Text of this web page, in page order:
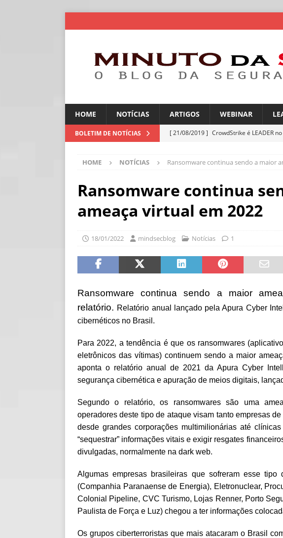
HOME NOTÍCIAS ARTIGOS WEBINAR
BOLETIM DE NOTÍCIAS [ 21/08/2019 ] CrowdStrike é LEADER
[ 06/08/2026 ] América Latina é a
NOTÍCIAS
NOTÍCIAS
[ 06/08/2026 ]
[ 06/08/2026 ]
Sem guardrails, a
HOME NOTÍCIAS Ransomware continua sendo a maior
Ransomware continua
ameaça virtual em 2022
18/01/2022 mindsecblog Notícias 1
Ransomware continua sendo a maior
relatório. Relatório anual lançado pela Apura Cyber
cibernéticos no Brasil.
Para 2022, a tendência é que os ransomwares
eletrônicos das vítimas) continuem sendo a maior
aponta o relatório anual de 2021 da Apura Cyber
segurança cibernética e apuração de meios digitais,
Segundo o relatório, os ransomwares são uma
operadores deste tipo de ataque visam tanto empresas
desde grandes corporações multimilionárias até
“sequestrar” informações vitais e exigir resgates
divulgadas, normalmente na dark web.
Algumas empresas brasileiras que sofreram esse
(Companhia Paranaense de Energia), Eletronuclear,
Colonial Pipeline, CVC Turismo, Lojas Renner, Porto
Paulista de Força e Luz) chegou a ter informações
Os grupos ciberterroristas que mais atacaram o Brasil